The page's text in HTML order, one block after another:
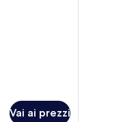
Vai ai prezzi